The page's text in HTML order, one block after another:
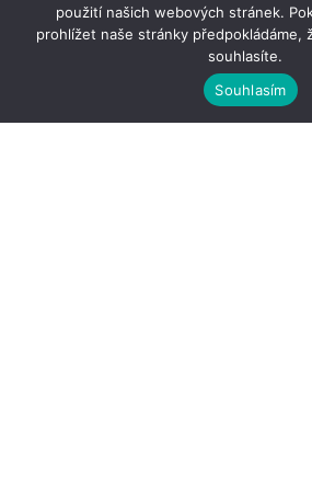
použití našich webových stránek.
prohlížet naše stránky předpokládáme,
souhlasíte.
Souhlasím